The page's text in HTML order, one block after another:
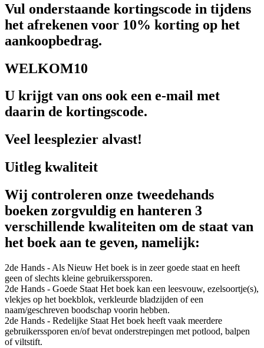
Vul onderstaande kortingscode in tijdens
het afrekenen voor 10% korting op het
aankoopbedrag.
WELKOM10
U krijgt van ons ook een e-mail met
daarin de kortingscode.
Veel leesplezier alvast!
Uitleg kwaliteit
Wij controleren onze tweedehands
boeken zorgvuldig en hanteren 3
verschillende kwaliteiten om de staat van
het boek aan te geven, namelijk:
2de Hands - Als Nieuw Het boek is in zeer goede staat en heeft
geen of slechts kleine gebruikerssporen.
2de Hands - Goede Staat Het boek kan een leesvouw, ezelsoortje(s),
vlekjes op het boekblok, verkleurde bladzijden of een
naam/geschreven boodschap voorin hebben.
2de Hands - Redelijke Staat Het boek heeft vaak meerdere
gebruikerssporen en/of bevat onderstrepingen met potlood, balpen
of viltstift.